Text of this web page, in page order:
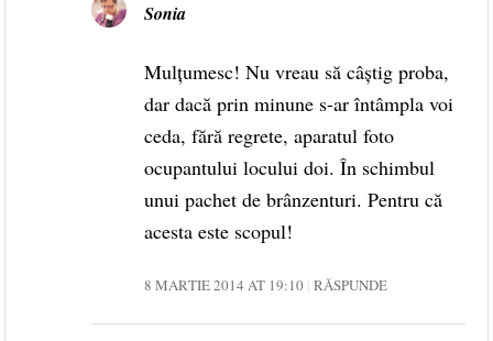
Sonia
Mulțumesc! Nu vreau să câștig proba,
dar dacă prin minune s-ar întâmpla voi
ceda, fără regrete, aparatul foto
ocupantului locului doi. În schimbul
unui pachet de brânzenturi. Pentru că
acesta este scopul!
8 MARTIE 2014 AT 19:10 RĂSPUNDE